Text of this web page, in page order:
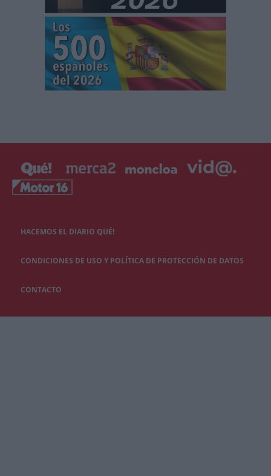
HACEMOS EL DIARIO QUÉ!
CONDICIONES DE USO Y POLÍTICA DE PROTECCIÓN DE DATOS
CONTACTO